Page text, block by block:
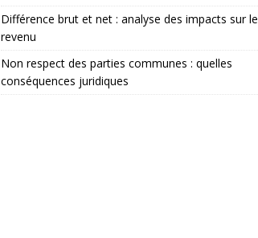
Différence brut et net : analyse des impacts sur le
revenu
Non respect des parties communes : quelles
conséquences juridiques